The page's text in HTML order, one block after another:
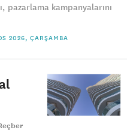
pazarlama kampanyalarını
2026, ÇARŞAMBA